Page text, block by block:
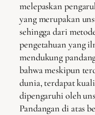
melepaskan
yang merupakan
sehingga dari
pengetahuan yang
mendukung
bahwa meskipun
dunia, terdapat
dipengaruhi oleh
Pandangan di atas